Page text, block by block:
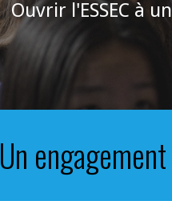
Ouvrir l'ESSEC à
Un